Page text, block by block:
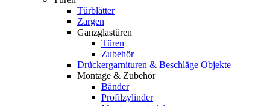
Türblätter
Zargen
Ganzglastüren
Türen
Zubehör
Drückergarnituren & Beschläge Objekte
Montage & Zubehör
Bänder
Profilzylinder